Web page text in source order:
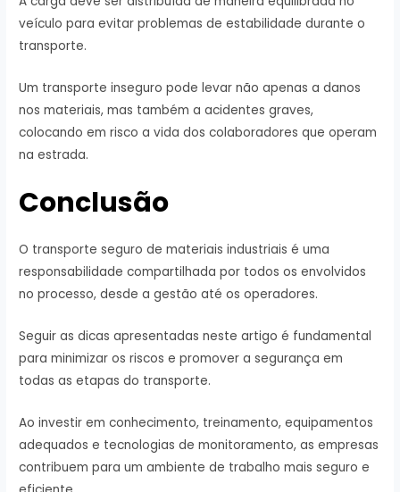
veículo para evitar problemas de estabilidade durante o
transporte.
Um transporte inseguro pode levar não apenas a danos
nos materiais, mas também a acidentes graves,
colocando em risco a vida dos colaboradores que operam
na estrada.
Conclusão
O transporte seguro de materiais industriais é uma
responsabilidade compartilhada por todos os envolvidos
no processo, desde a gestão até os operadores.
Seguir as dicas apresentadas neste artigo é fundamental
para minimizar os riscos e promover a segurança em
todas as etapas do transporte.
Ao investir em conhecimento, treinamento, equipamentos
adequados e tecnologias de monitoramento, as empresas
contribuem para um ambiente de trabalho mais seguro e